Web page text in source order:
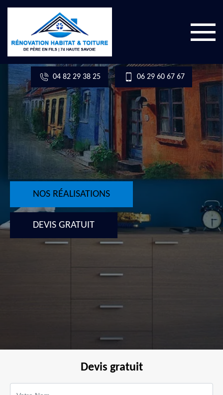
04 82 29 38 25 06 29 60 67 67
NOS RÉALISATIONS
DEVIS GRATUIT
Devis gratuit